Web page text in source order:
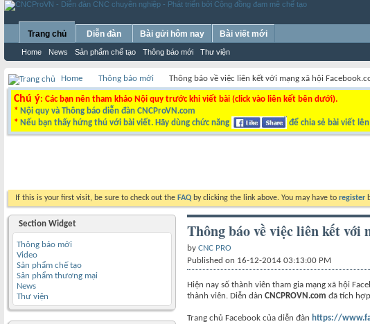
Trang chủ
Home News Sản phẩm chế tạo Thông báo mới Thư viện
Diễn đàn Bài gửi hôm nay Bài viết mới
Home Thông báo mới Thông báo về việc liên kết với mạng xã hội
Chú ý: Các bạn nên tham khảo Nội quy trước khi viết bài (click vào liên kết bên dưới).
* Nội quy và Thông báo diễn đàn CNCProVN.com
* Nếu bạn thấy hứng thú với bài viết. Hãy dùng chức năng để chia sẻ bài viết
If this is your first visit, be sure to check out the FAQ by clicking the link above. You may have to register
Thông báo về việc liên kết với
by CNC PRO
Published on 16-12-2014 03:13:00 PM
Hiện nay số thành viên tham gia mạng xã hội
thành viên. Diễn dàn CNCPROVN.com đã tích
Trang chủ Facebook của diễn đàn https://
Section Widget
Thông báo mới
Video
Sản phẩm chế tạo
Sản phẩm thương mại
News
Thư viện